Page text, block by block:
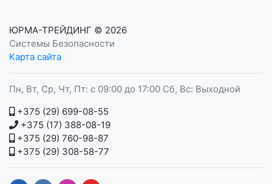
ЮРМА-ТРЕЙДИНГ © 2026
Системы Безопасности
Карта сайта
Пн, Вт, Ср, Чт, Пт: с 09:00 до 17:00 Сб, Вс: Выходной
+375 (29) 699-08-55
+375 (17) 388-08-19
+375 (29) 760-98-87
+375 (29) 308-58-77